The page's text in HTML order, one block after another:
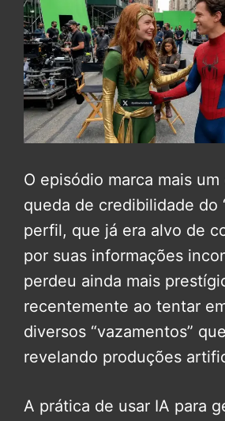
O episódio marca mais
queda de credibilidade do
perfil, que já era alvo de
por suas informações
perdeu ainda mais
recentemente ao tentar
diversos “vazamentos”
revelando produções
A prática de usar IA para